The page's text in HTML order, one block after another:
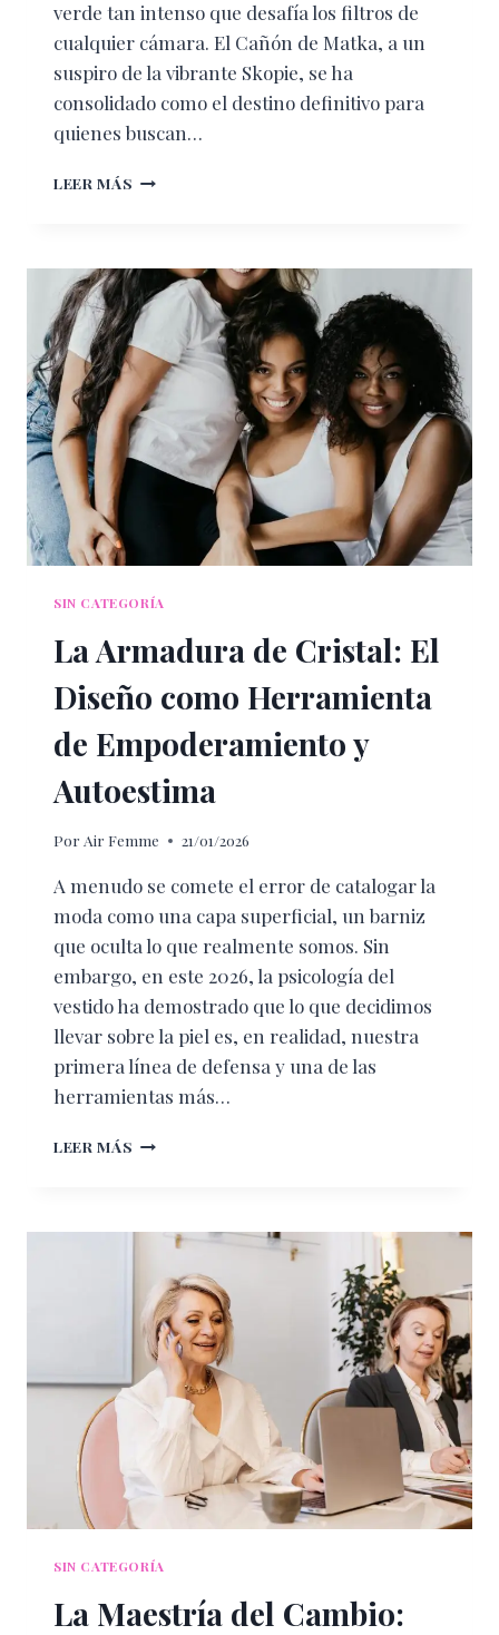
verde tan intenso que desafía los filtros de
cualquier cámara. El Cañón de Matka, a un
suspiro de la vibrante Skopie, se ha
consolidado como el destino definitivo para
quienes buscan…
LEER MÁS
EL
TESORO
ESMERALDA
QUE
DEBES
DESCUBRIR
EN
EUROPA
SIN CATEGORÍA
La Armadura de Cristal: El
Diseño como Herramienta
de Empoderamiento y
Autoestima
Por Air Femme 21/01/2026
A menudo se comete el error de catalogar la
moda como una capa superficial, un barniz
que oculta lo que realmente somos. Sin
embargo, en este 2026, la psicología del
vestido ha demostrado que lo que decidimos
llevar sobre la piel es, en realidad, nuestra
primera línea de defensa y una de las
herramientas más…
LEER MÁS LA
EL
COMO
HERRAMIENTA
DE
EMPODERAMIENTO
Y
AUTOESTIMA
SIN CATEGORÍA
La Maestría del Cambio: